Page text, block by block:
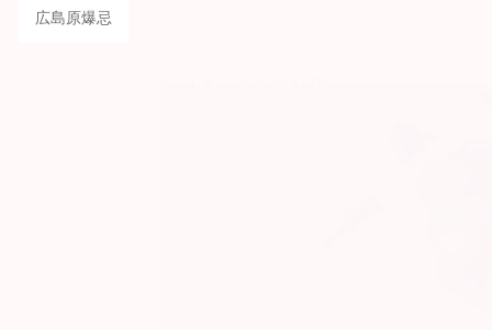
広島原爆忌